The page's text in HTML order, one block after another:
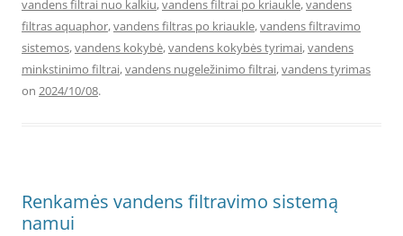
vandens filtrai nuo kalkiu,vandens filtrai po kriaukle,vandens
filtras aquaphor,vandens filtras po kriaukle,vandens filtravimo
sistemos,vandens kokybė,vandens kokybės tyrimai,vandens
minkstinimo filtrai,vandens nugeležinimo filtrai,vandens tyrimas
on 2024/10/08.
Renkamės vandens filtravimo sistemą
namui